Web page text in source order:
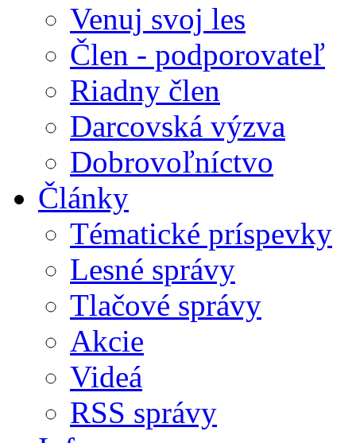
Venuj svoj les
Člen - podporovateľ
Riadny člen
Darcovská výzva
Dobrovoľníctvo
Články
Tématické príspevky
Lesné správy
Tlačové správy
Akcie
Videá
RSS správy